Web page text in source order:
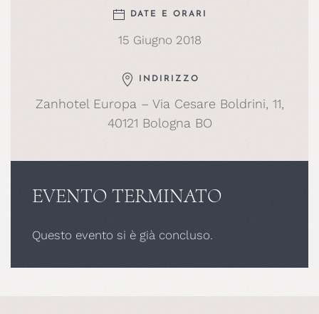
DATE E ORARI
15 Giugno 2018
INDIRIZZO
Zanhotel Europa – Via Cesare Boldrini, 11,
40121 Bologna BO
EVENTO TERMINATO
Questo evento si è già concluso.